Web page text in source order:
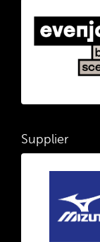
Supplier